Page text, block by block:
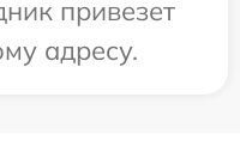
привезет
адресу.